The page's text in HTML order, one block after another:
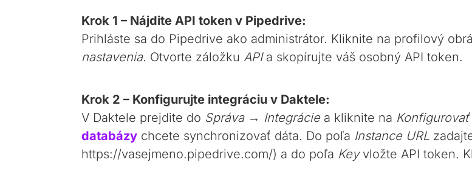
Krok 1 – Nájdite API token v Pipedrive:
Prihláste sa do Pipedrive ako administrátor. Kliknite na profilový
nastavenia. Otvorte záložkuAPIa skopírujte váš osobný API token.
Krok 2 – Konfigurujte integráciu v Daktele:
V Daktele prejdite do Správa → Integráciea kliknite na Konfigurovať
databázy chcete synchronizovať dáta. Do poľa Instance URL
https://vasejmeno.pipedrive.com/) a do poľa Keyvložte API token.